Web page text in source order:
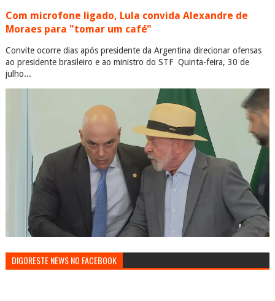
Com microfone ligado, Lula convida Alexandre de
Moraes para "tomar um café"
Convite ocorre dias após presidente da Argentina direcionar ofensas
ao presidente brasileiro e ao ministro do STF Quinta-feira, 30 de
julho...
DIGORESTE NEWS NO FACEBOOK